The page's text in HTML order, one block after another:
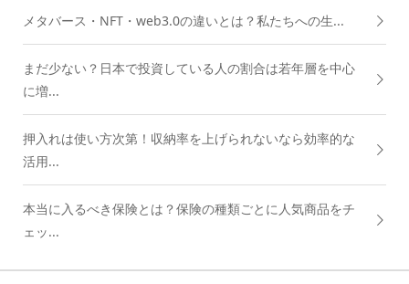
メタバース・NFT・web3.0の違いとは？私たちへの生...
まだ少ない？日本で投資している人の割合は若年層を中心
に増...
押入れは使い方次第！収納率を上げられないなら効率的な
活用...
本当に入るべき保険とは？保険の種類ごとに人気商品をチ
ェッ...